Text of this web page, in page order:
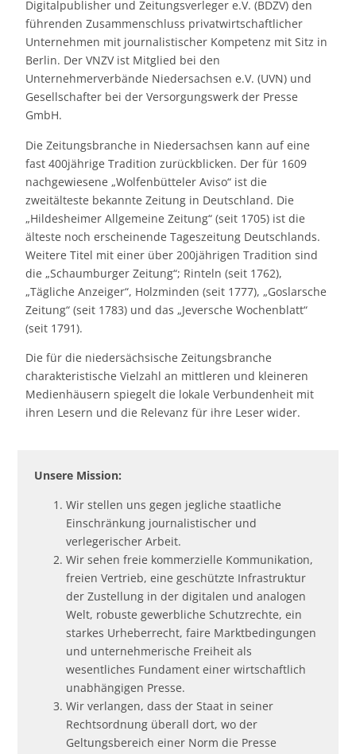
Digitalpublisher und Zeitungsverleger e.V. (BDZV) den
führenden Zusammenschluss privatwirtschaftlicher
Unternehmen mit journalistischer Kompetenz mit Sitz in
Berlin. Der VNZV ist Mitglied bei den
Unternehmerverbände Niedersachsen e.V. (UVN) und
Gesellschafter bei der Versorgungswerk der Presse
GmbH.
Die Zeitungsbranche in Niedersachsen kann auf eine
fast 400jährige Tradition zurückblicken. Der für 1609
nachgewiesene „Wolfenbütteler Aviso“ ist die
zweitälteste bekannte Zeitung in Deutschland. Die
„Hildesheimer Allgemeine Zeitung“ (seit 1705) ist die
älteste noch erscheinende Tageszeitung Deutschlands.
Weitere Titel mit einer über 200jährigen Tradition sind
die „Schaumburger Zeitung“; Rinteln (seit 1762),
„Tägliche Anzeiger“, Holzminden (seit 1777), „Goslarsche
Zeitung“ (seit 1783) und das „Jeversche Wochenblatt“
(seit 1791).
Die für die niedersächsische Zeitungsbranche
charakteristische Vielzahl an mittleren und kleineren
Medienhäusern spiegelt die lokale Verbundenheit mit
ihren Lesern und die Relevanz für ihre Leser wider.
Unsere Mission:
Wir stellen uns gegen jegliche staatliche
Einschränkung journalistischer und
verlegerischer Arbeit.
Wir sehen freie kommerzielle Kommunikation,
freien Vertrieb, eine geschützte Infrastruktur
der Zustellung in der digitalen und analogen
Welt, robuste gewerbliche Schutzrechte, ein
starkes Urheberrecht, faire Marktbedingungen
und unternehmerische Freiheit als
wesentliches Fundament einer wirtschaftlich
unabhängigen Presse.
Wir verlangen, dass der Staat in seiner
Rechtsordnung überall dort, wo der
Geltungsbereich einer Norm die Presse